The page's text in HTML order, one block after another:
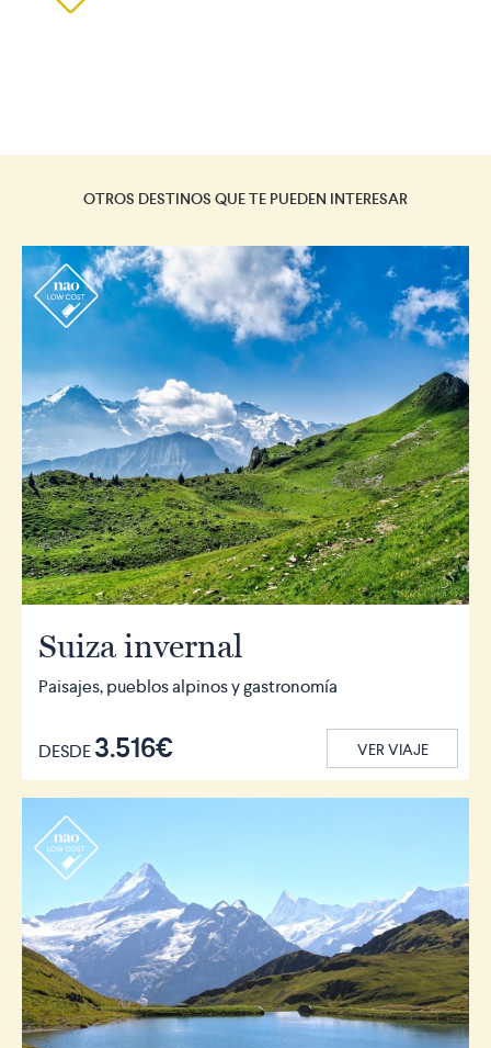
OTROS DESTINOS QUE TE PUEDEN INTERESAR
r
Suiza invernal
Paisajes, pueblos alpinos y gastronomía
DESDE3.516€ VER VIAJE
r